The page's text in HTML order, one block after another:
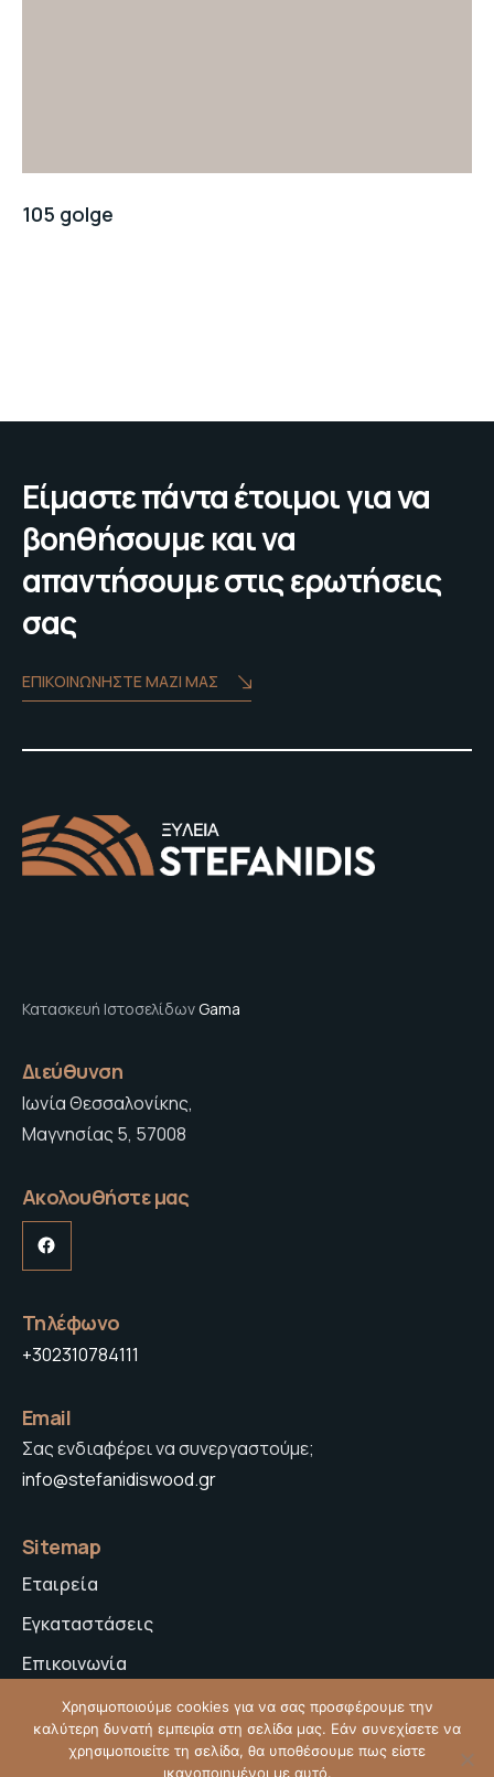
105 golge
Είμαστε πάντα έτοιμοι για να
βοηθήσουμε και να
απαντήσουμε στις ερωτήσεις
σας
ΕΠΙΚΟΙΝΩΝΗΣΤΕ ΜΑΖΙ ΜΑΣ
Κατασκευή ΙστοσελίδωνGama
Διεύθυνση
Ιωνία Θεσσαλονίκης,
Μαγνησίας 5, 57008
Ακολουθήστε μας
Facebook
Τηλέφωνο
+302310784111
Email
Σας ενδιαφέρει να συνεργαστούμε;
info@stefanidiswood.gr
Sitemap
Εταιρεία
Εγκαταστάσεις
Επικοινωνία
Πολιτική Απορρήτου
Χρησιμοποιούμε cookies για να σας προσφέρουμε την
καλύτερη δυνατή εμπειρία στη σελίδα μας. Εάν συνεχίσετε να
χρησιμοποιείτε τη σελίδα, θα υποθέσουμε πως είστε
ικανοποιημένοι με αυτό.